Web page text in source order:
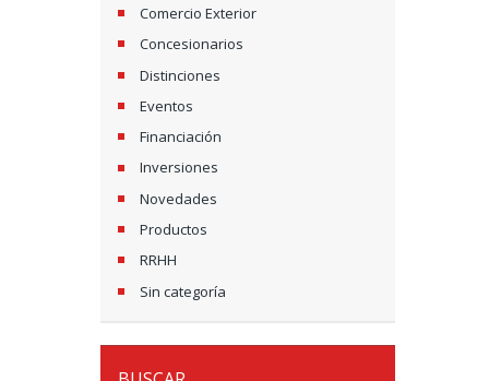
Comercio Exterior
Concesionarios
Distinciones
Eventos
Financiación
Inversiones
Novedades
Productos
RRHH
Sin categoría